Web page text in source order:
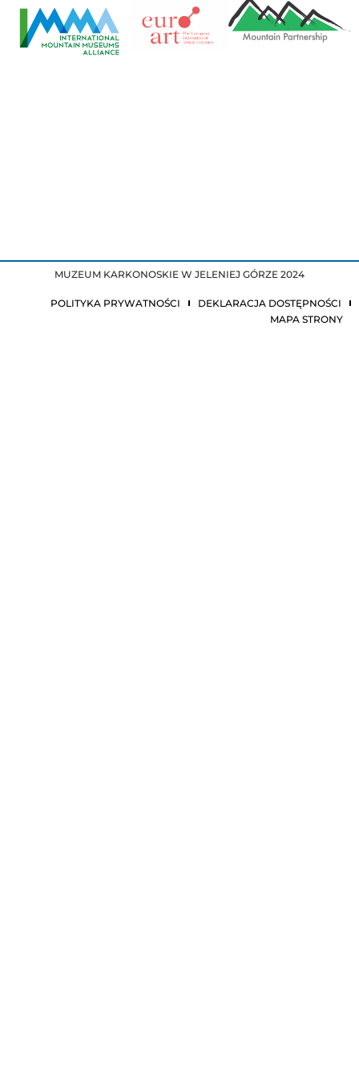
MUZEUM KARKONOSKIE W JELENIEJ GÓRZE 2024
POLITYKA PRYWATNOŚCI
DEKLARACJA DOSTĘPNOŚCI
MAPA STRONY